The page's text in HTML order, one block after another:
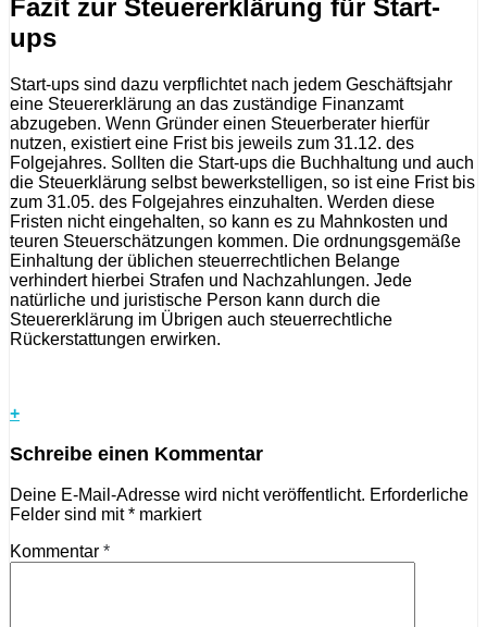
Fazit zur Steuererklärung für Start-
ups
Start-ups sind dazu verpflichtet nach jedem Geschäftsjahr
eine Steuererklärung an das zuständige Finanzamt
abzugeben. Wenn Gründer einen Steuerberater hierfür
nutzen, existiert eine Frist bis jeweils zum 31.12. des
Folgejahres. Sollten die Start-ups die Buchhaltung und auch
die Steuerklärung selbst bewerkstelligen, so ist eine Frist bis
zum 31.05. des Folgejahres einzuhalten. Werden diese
Fristen nicht eingehalten, so kann es zu Mahnkosten und
teuren Steuerschätzungen kommen. Die ordnungsgemäße
Einhaltung der üblichen steuerrechtlichen Belange
verhindert hierbei Strafen und Nachzahlungen. Jede
natürliche und juristische Person kann durch die
Steuererklärung im Übrigen auch steuerrechtliche
Rückerstattungen erwirken.
+
Schreibe einen Kommentar
Deine E-Mail-Adresse wird nicht veröffentlicht. Erforderliche
Felder sind mit* markiert
Kommentar *